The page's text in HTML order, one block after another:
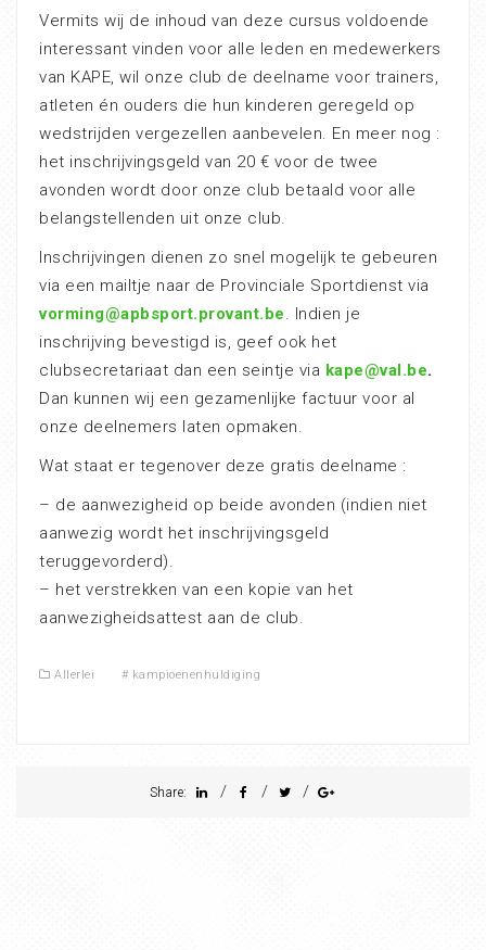
Vermits wij de inhoud van deze cursus voldoende
interessant vinden voor alle leden en medewerkers
van KAPE, wil onze club de deelname voor trainers,
atleten én ouders die hun kinderen geregeld op
wedstrijden vergezellen aanbevelen. En meer nog :
het inschrijvingsgeld van 20 € voor de twee
avonden wordt door onze club betaald voor alle
belangstellenden uit onze club.
Inschrijvingen dienen zo snel mogelijk te gebeuren
via een mailtje naar de Provinciale Sportdienst via
vorming@apbsport.provant.be. Indien je
inschrijving bevestigd is, geef ook het
clubsecretariaat dan een seintje via kape@val.be.
Dan kunnen wij een gezamenlijke factuur voor al
onze deelnemers laten opmaken.
Wat staat er tegenover deze gratis deelname :
– de aanwezigheid op beide avonden (indien niet
aanwezig wordt het inschrijvingsgeld
teruggevorderd).
– het verstrekken van een kopie van het
aanwezigheidsattest aan de club.
Allerlei # kampioenenhuldiging
Share: / / /